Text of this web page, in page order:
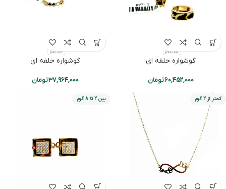
گوشواره حلقه ای
60,452,000تومان
گوشواره حلقه ای
37,964,000تومان
کمتر از 2 گرم بین 2 تا 8 گرم